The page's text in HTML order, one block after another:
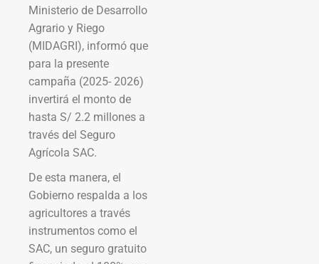
Ministerio de Desarrollo
Agrario y Riego
(MIDAGRI), informó que
para la presente
campaña (2025- 2026)
invertirá el monto de
hasta S/ 2.2 millones a
través del Seguro
Agrícola SAC.
De esta manera, el
Gobierno respalda a los
agricultores a través
instrumentos como el
SAC, un seguro gratuito